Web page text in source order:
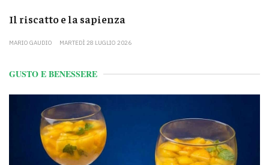
Il riscatto e la sapienza
MARIO GAUDIO MARTEDÌ 28 LUGLIO 2026
GUSTO E BENESSERE